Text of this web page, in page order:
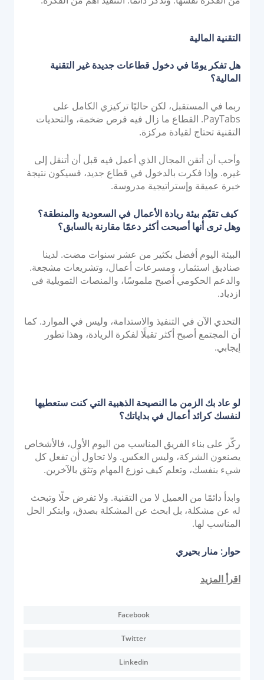
التقنية المالية
هل تفكر يومًا في دخول قطاعات جديدة غير التقنية
المالية؟
ربما في المستقبل، لكن حاليًا تركيزي الكامل على
PayTabs. القطاع ما زال فيه فرص ضخمة، والتحديات
التقنية تحتاج لقيادة مركزة.
وأحب أن أتقن المجال الذي أعمل فيه قبل أن أتنقل إلى
غيره. وإذا فكرت بالدخول في قطاع جديد، فسيكون نتيجة
خبرة عميقة وإستراتيجية مدروسة.
كيف تقيّم بيئة ريادة الأعمال في السعودية والمنطقة؟
وهل ترى أنها أصبحت أكثر دعمًا مقارنة بالسابق؟
البيئة اليوم أفضل بكثير من عشر سنوات مضت. لدينا
صناديق استثمار، ومسرعات أعمال، وتشريعات مشجعة.
والدعم الحكومي أصبح ملموسًا، والمنصات التمويلية في
ازدياد.
التحدي الآن في التنفيذ والاستدامة، وليس في الموارد. كما
أن المجتمع أصبح أكثر تقبلًا لفكرة الريادة، وهذا تطور
إيجابي.
لو عاد بك الزمن ما النصيحة الذهبية التي كنت ستعطيها
لنفسك كرائد أعمال في بداياتك؟
ركّز على بناء الفريق المناسب من اليوم الأول، فالأشخاص
يصنعون الشركة، وليس العكس. ولا تحاول أن تفعل كل
شيء بنفسك، وتعلم كيف توزع المهام وتثق بالآخرين.
وابدأ دائمًا من العميل لا من التقنية. ولا تفرض حلًا وتبحث
له عن مشكلة، بل ابحث عن المشكلة بصدق، وابتكر الحل
المناسب لها.
حوار: منار بحيري
اقرأ المزيد
Facebook
Twitter
Linkedin